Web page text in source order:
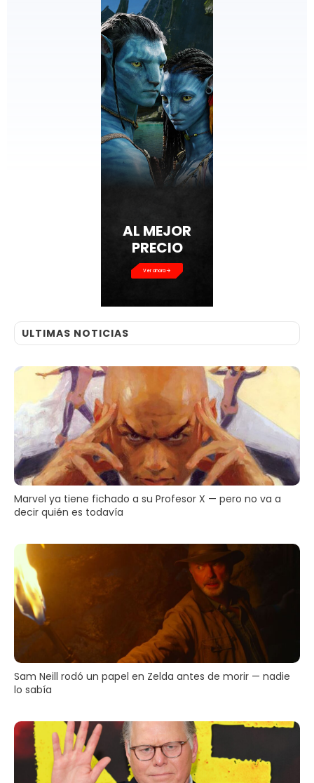
AL MEJOR
PRECIO
Ver ahora
ULTIMAS NOTICIAS
Marvel ya tiene fichado a su Profesor X — pero no va a
decir quién es todavía
Sam Neill rodó un papel en Zelda antes de morir — nadie
lo sabía